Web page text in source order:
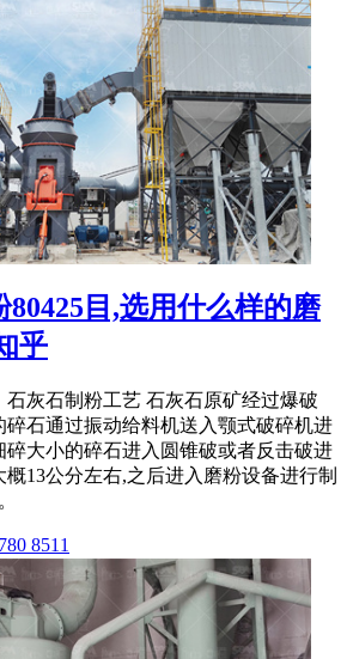
80425目,选用什么样的磨
乎
石灰石制粉工艺 石灰石原矿经过爆破
碎石通过振动给料机送入颚式破碎机进
碎大小的碎石进入圆锥破或者反击破进
13公分左右,之后进入磨粉设备进行制
8511